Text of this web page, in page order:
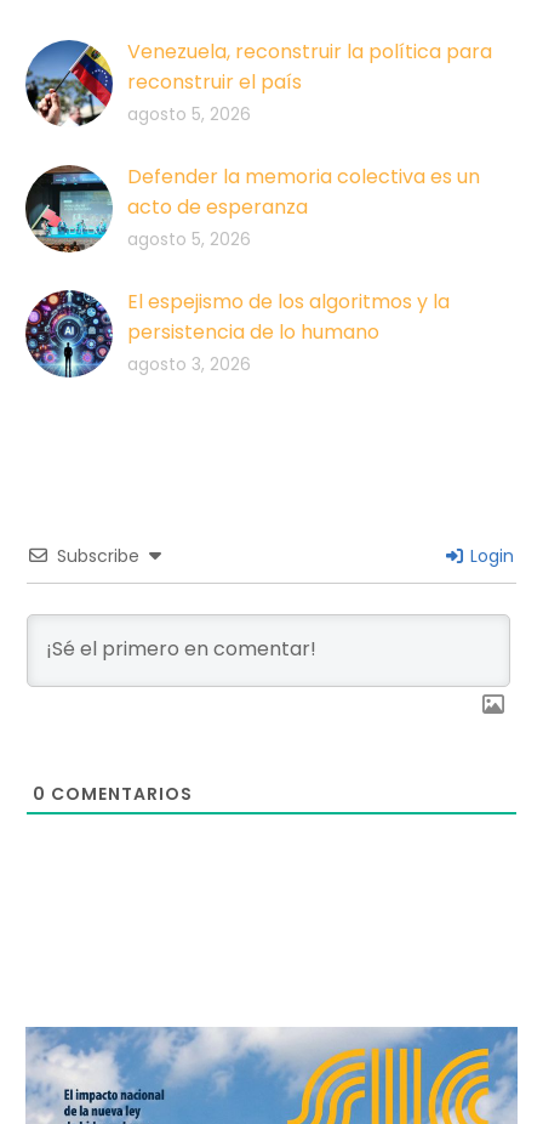
Venezuela, reconstruir la política para
reconstruir el país
agosto 5, 2026
Defender la memoria colectiva es un
acto de esperanza
agosto 5, 2026
El espejismo de los algoritmos y la
persistencia de lo humano
agosto 3, 2026
Subscribe Login
0 COMENTARIOS